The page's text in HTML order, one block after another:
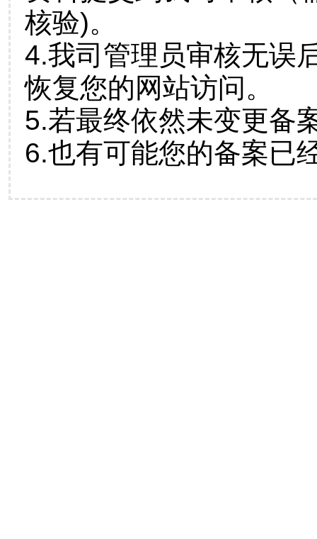
核验)。
4.我司管理员审核无误
恢复您的网站访问。
5.若最终依然未变更备
6.也有可能您的备案已